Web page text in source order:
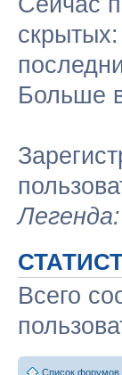
Больше
Всего
Список форумов